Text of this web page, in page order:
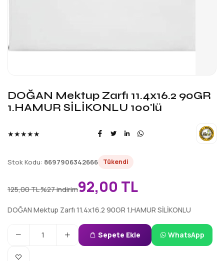
DOĞAN Mektup Zarfı 11.4x16.2 90GR
1.HAMUR SİLİKONLU 100'lü
★★★★★
Stok Kodu: 8697906342666 Tükendi
125,00 TL%27 indirim92,00 TL
DOĞAN Mektup Zarfı 11.4x16.2 90GR 1.HAMUR SİLİKONLU
Sepete Ekle WhatsApp